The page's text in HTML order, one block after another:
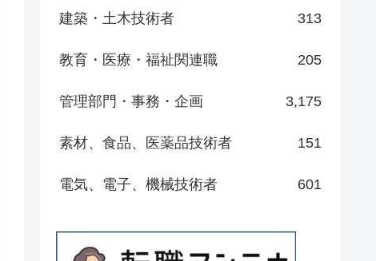
建築・土木技術者 313
教育・医療・福祉関連職 205
管理部門・事務・企画 3,175
素材、食品、医薬品技術者 151
電気、電子、機械技術者 601